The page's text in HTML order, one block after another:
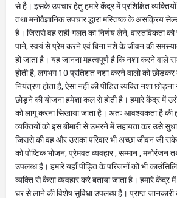
से है। इसके उपचार हेतु हमारे केंद्र में प्रशिक्षित व्यक्तियों
तथा मनोवैज्ञानिक उपचार द्धारा मस्तिष्क के असक्रिय
है। जिससे वह सही-गलत का निर्णय लेने, वास्तविकता को
पाने, स्वयं से प्रेम करने एवं बिना नशे के जीवन की
हो जाता है। यह जानना महत्वपूर्ण है कि नशा करने वाले
होती है, लगभग 10 प्रतिशत नशा करने वालो को छोड़कर
नियंत्रण होता है, ऐसा नहीं की पीड़ित व्यक्ति नशा
छोड़ने की योजना हमेशा कल से होती है। हमारे केंद्र में
को लागू करना सिखाया जाता है। अतः आवश्यकता है की
व्यक्तियों को इस बीमारी से उभरने में सहायता कर उसे
जिससे की वह और उसका परिवार भी अच्छा जीवन जी
को पोष्टिक भोजन, प्रेमवत व्यवहार , सम्मान , मनोरंजन
उपलब्ध है। हमारे यहाँ पीड़ित के परिजनों को भी
व्यक्ति से कैसा व्यवहार करे बताया जाता है। हमारे केंद्र में
घर से लाने की विशेष सुविधा उपलब्ध है। प्राप्त